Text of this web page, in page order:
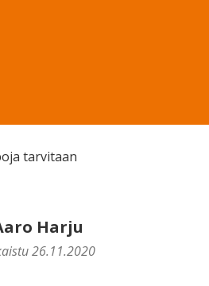
tarvitaan
Harju
26.11.2020